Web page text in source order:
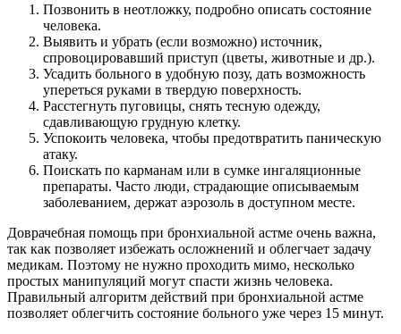
Позвонить в неотложку, подробно описать состояние
человека.
Выявить и убрать (если возможно) источник,
спровоцировавший приступ (цветы, животные и др.).
Усадить больного в удобную позу, дать возможность
упереться руками в твердую поверхность.
Расстегнуть пуговицы, снять тесную одежду,
сдавливающую грудную клетку.
Успокоить человека, чтобы предотвратить паническую
атаку.
Поискать по карманам или в сумке ингаляционные
препараты. Часто люди, страдающие описываемым
заболеванием, держат аэрозоль в доступном месте.
Доврачебная помощь при бронхиальной астме очень важна,
так как позволяет избежать осложнений и облегчает задачу
медикам. Поэтому не нужно проходить мимо, несколько
простых манипуляций могут спасти жизнь человека.
Правильный алгоритм действий при бронхиальной астме
позволяет облегчить состояние больного уже через 15 минут.